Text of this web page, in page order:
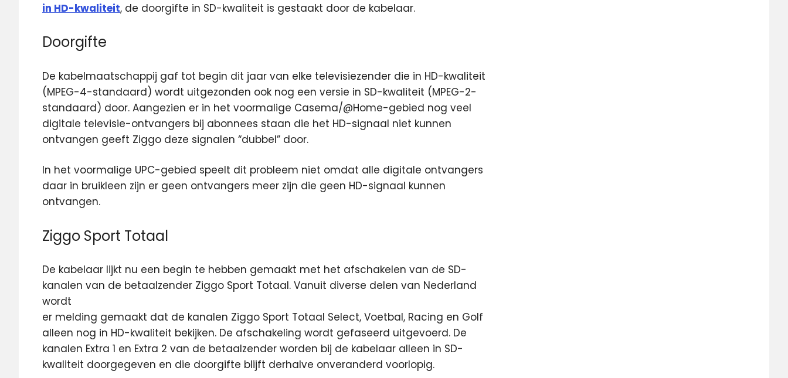
in HD-kwaliteit, de doorgifte in SD-kwaliteit is gestaakt door de kabelaar.
Doorgifte
De kabelmaatschappij gaf tot begin dit jaar van elke televisiezender die in HD-kwaliteit
(MPEG-4-standaard) wordt uitgezonden ook nog een versie in SD-kwaliteit (MPEG-2-
standaard) door. Aangezien er in het voormalige Casema/@Home-gebied nog veel
digitale televisie-ontvangers bij abonnees staan die het HD-signaal niet kunnen
ontvangen geeft Ziggo deze signalen “dubbel” door.
In het voormalige UPC-gebied speelt dit probleem niet omdat alle digitale ontvangers
daar in bruikleen zijn er geen ontvangers meer zijn die geen HD-signaal kunnen
ontvangen.
Ziggo Sport Totaal
De kabelaar lijkt nu een begin te hebben gemaakt met het afschakelen van de SD-
kanalen van de betaalzender Ziggo Sport Totaal. Vanuit diverse delen van Nederland
wordt
er melding gemaakt dat de kanalen Ziggo Sport Totaal Select, Voetbal, Racing en Golf
alleen nog in HD-kwaliteit bekijken. De afschakeling wordt gefaseerd uitgevoerd. De
kanalen Extra 1 en Extra 2 van de betaalzender worden bij de kabelaar alleen in SD-
kwaliteit doorgegeven en die doorgifte blijft derhalve onveranderd voorlopig.